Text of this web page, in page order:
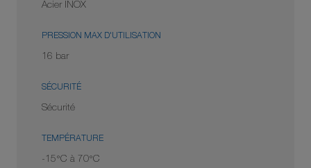
Acier INOX
PRESSION MAX D'UTILISATION
16 bar
SÉCURITÉ
Sécurité
TEMPÉRATURE
-15°C à 70°C